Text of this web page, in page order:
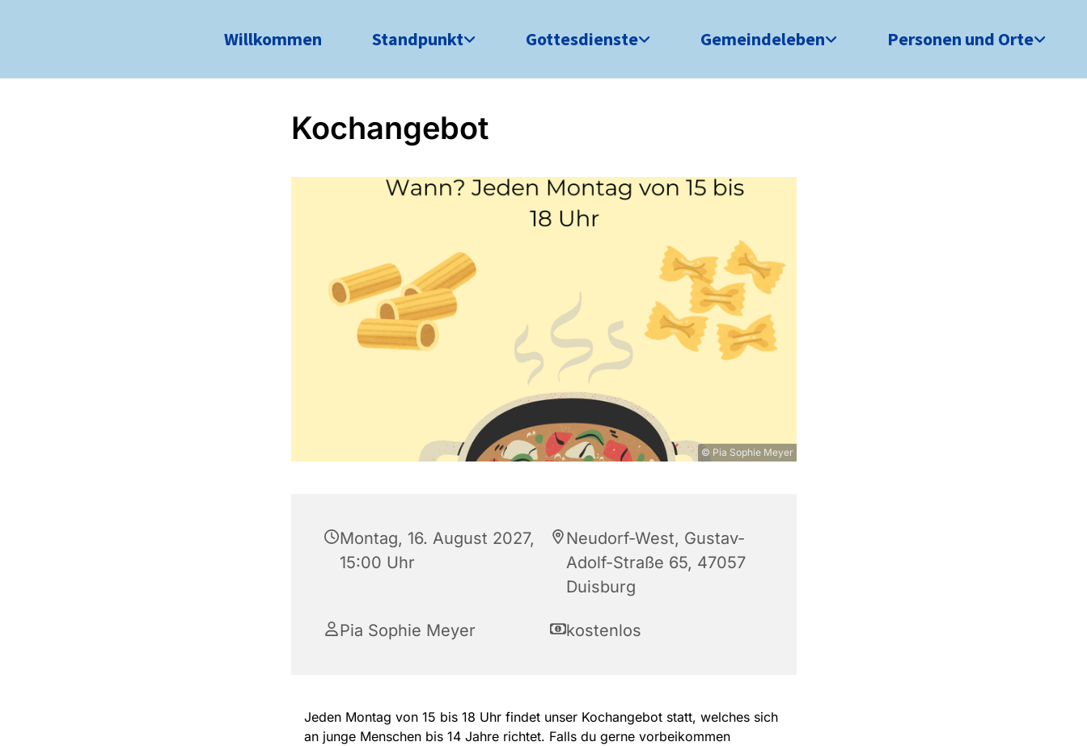
Willkommen Standpunkt Gottesdienste Gemeindeleben Personen und Orte
Kochangebot
© Pia Sophie Meyer
Montag, 16. August 2027,
15:00 Uhr
Neudorf-West, Gustav-
Adolf-Straße 65, 47057
Duisburg
Pia Sophie Meyer kostenlos
Jeden Montag von 15 bis 18 Uhr findet unser Kochangebot statt, welches sich
an junge Menschen bis 14 Jahre richtet. Falls du gerne vorbeikommen